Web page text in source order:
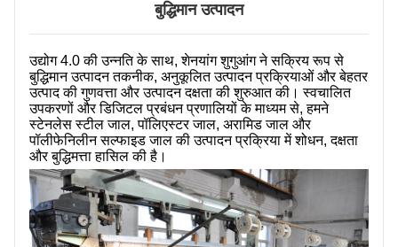
मामला
फैक्ट्री शो
हमसे संपर्क करें
हमारे बारे में
बुद्धिमान उत्पादन
उद्योग 4.0 की उन्नति के साथ, शेनयांग शुगुआंग ने सक्रिय रूप से
बुद्धिमान उत्पादन तकनीक, अनुकूलित उत्पादन प्रक्रियाओं और बेहतर
उत्पाद की गुणवत्ता और उत्पादन दक्षता की शुरुआत की। स्वचालित
उपकरणों और डिजिटल प्रबंधन प्रणालियों के माध्यम से, हमने
स्टेनलेस स्टील जाल, पॉलिएस्टर जाल, अरामिड जाल और
पॉलीफेनिलीन सल्फाइड जाल की उत्पादन प्रक्रिया में शोधन, दक्षता
और बुद्धिमत्ता हासिल की है।